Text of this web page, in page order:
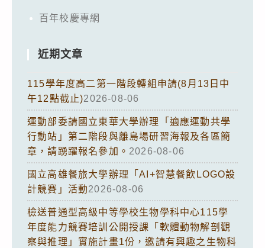
百年校慶專網
近期文章
115學年度高二第一階段轉組申請(8月13日中
午12點截止)2026-08-06
運動部委請國立東華大學辦理「適應運動共學
行動站」第二階段與離島場研習海報及各區簡
章，請踴躍報名參加。 2026-08-06
國立高雄餐旅大學辦理「AI+智慧餐飲LOGO設
計競賽」活動2026-08-06
檢送普通型高級中等學校生物學科中心115學
年度能力競賽培訓公開授課「軟體動物解剖觀
察與推理」實施計畫1份，邀請有興趣之生物科